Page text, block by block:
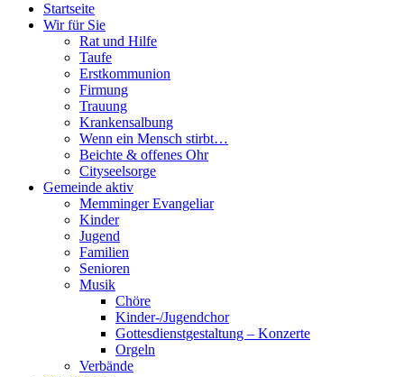
Startseite
Wir für Sie
Rat und Hilfe
Taufe
Erstkommunion
Firmung
Trauung
Krankensalbung
Wenn ein Mensch stirbt…
Beichte & offenes Ohr
Cityseelsorge
Gemeinde aktiv
Memminger Evangeliar
Kinder
Jugend
Familien
Senioren
Musik
Chöre
Kinder-/Jugendchor
Gottesdienstgestaltung – Konzerte
Orgeln
Verbände